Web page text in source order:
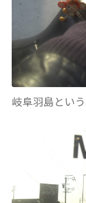
岐阜羽島とい